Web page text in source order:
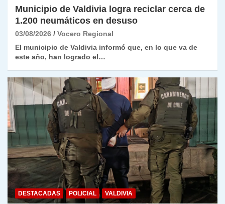
Municipio de Valdivia logra reciclar cerca de
1.200 neumáticos en desuso
03/08/2026
Vocero Regional
El municipio de Valdivia informó que, en lo que va de
este año, han logrado el…
DESTACADAS POLICIAL VALDIVIA